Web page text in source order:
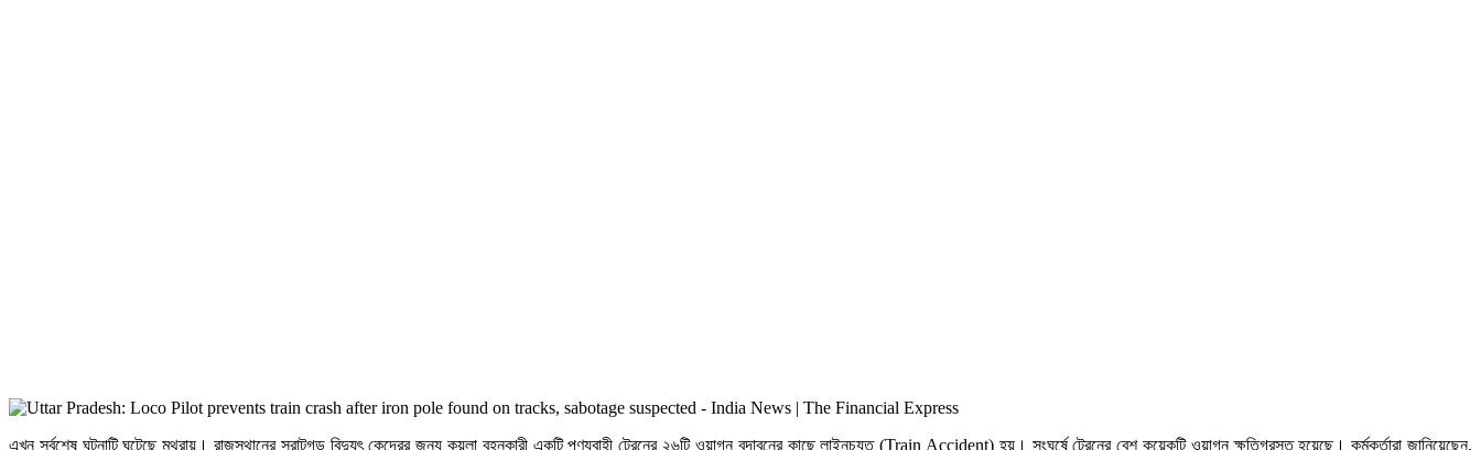
এখন সর্বশেষ ঘটনাটি ঘটেছে মথুরায়। রাজস্থানের সুরাটগড় বিদ্যুৎ কেন্দ্রের জন্য কয়লা বহনকারী একটি পণ্যবাহী ট্রেনের ২৬টি ওয়াগন বৃন্দাবনের কাছে লাইনচ্যুত (Train Accident) হয়। সংঘর্ষে ট্রেনের বেশ কয়েকটি ওয়াগন ক্ষতিগ্রস্ত হয়েছে। কর্মকর্তারা জানিয়েছেন,